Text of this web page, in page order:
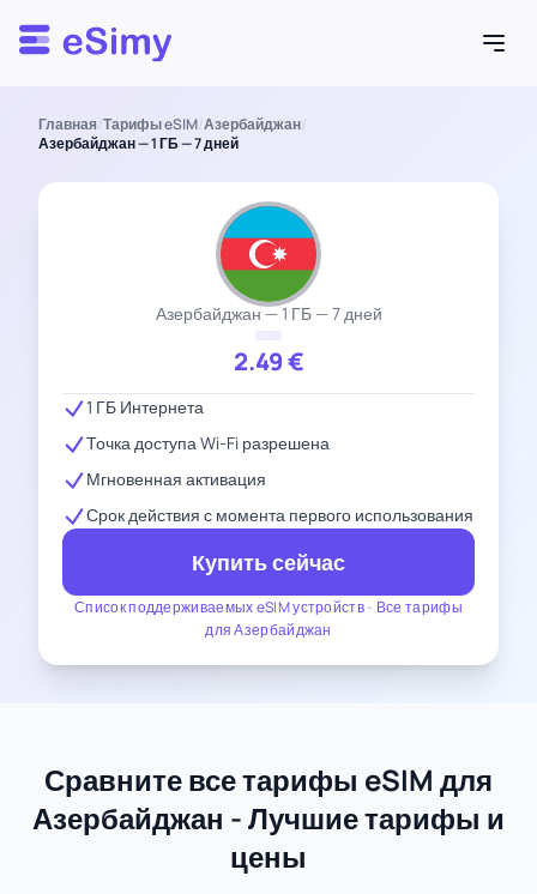
Esimy
Главная/Тарифы eSIM/Азербайджан/
Азербайджан — 1 ГБ — 7 дней
Азербайджан — 1 ГБ — 7 дней
2.49€
Список поддерживаемых eSIM устройств- Все тарифы
для Азербайджан
1 ГБ Интернета
Точка доступа Wi-Fi разрешена
Мгновенная активация
Срок действия с момента первого использования
Купить сейчас
Сравните все тарифы eSIM для
Азербайджан - Лучшие тарифы и
цены